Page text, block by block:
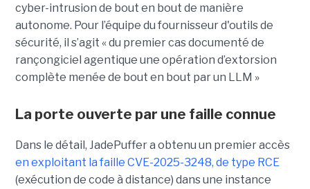
cyber-intrusion de bout en bout de manière
autonome. Pour l’équipe du fournisseur d'outils de
sécurité, il s’agit « du premier cas documenté de
rançongiciel agentique une opération d’extorsion
complète menée de bout en bout par un LLM »
La porte ouverte par une faille connue
Dans le détail, JadePuffer a obtenu un premier accès
en exploitant la faille CVE-2025-3248, de type RCE
(exécution de code à distance) dans une instance